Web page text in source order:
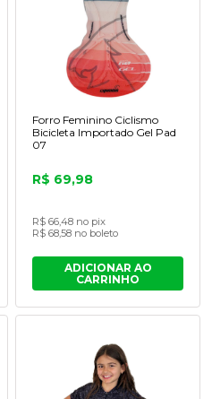
Forro Feminino Ciclismo
Bicicleta Importado Gel Pad
07
R$ 69,98
R$ 66,48 no pix
R$ 68,58 no boleto
ADICIONAR AO
CARRINHO